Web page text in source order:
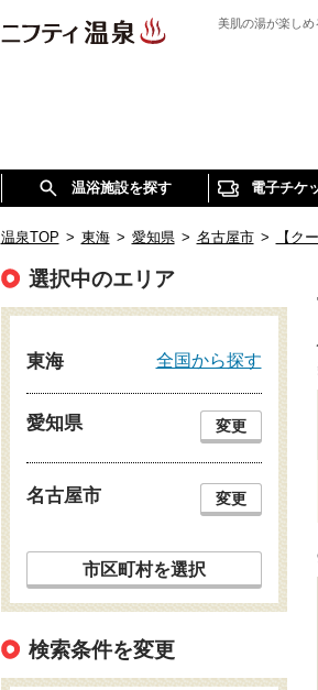
美肌の湯が楽し
温浴施設を探す 電子チケ
温泉TOP > 東海 > 愛知県 > 名古屋市 > 【ク
選択中のエリア
東海 全国から探す
愛知県 変更
名古屋市 変更
市区町村を選択
検索条件を変更